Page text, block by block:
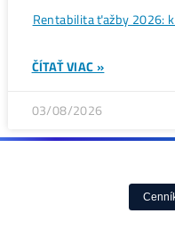
05/08/2026
ČLÁNKY